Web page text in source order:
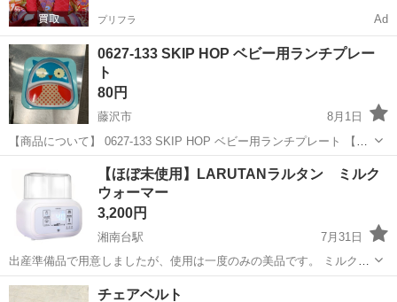
プリフラ Ad
0627-133 SKIP HOP ベビー用ランチプレー
ト
80円
藤沢市
8月1日
【商品について】 0627-133 SKIP HOP ベビー用ランチプレート 【状
態】 ・使用に伴う多少のスレ、キズ、落としきれない汚れなどござい
ます ・詳細は現地でご確認ください ・お値引きは出来かね...
ベビー用品
【ほぼ未使用】LARUTANラルタン ミルク
ウォーマー
3,200円
湘南台駅
7月31日
出産準備品で用意しましたが、使用は一度のみの美品です。 ミルクを
適温に温めておけるので夜間授乳の際や、搾乳した哺乳瓶を温めるの
神奈川 藤沢市
チェアベルト